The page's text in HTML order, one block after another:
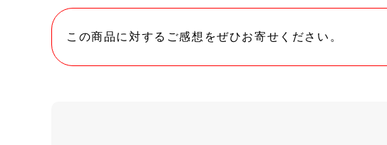
この商品に対するご感想をぜひお寄せください。